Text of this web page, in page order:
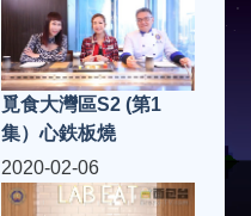
覓食大灣區S2 (第1
集）心鉄板燒
2020-02-06